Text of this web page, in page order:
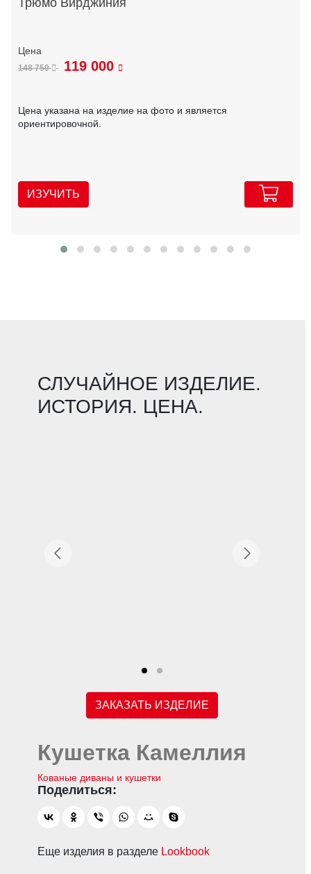
148 750 119 000
Цена указана на изделие на фото и является
ориентировочной.
ИЗУЧИТЬ
СЛУЧАЙНОЕ ИЗДЕЛИЕ.
ИСТОРИЯ. ЦЕНА.
ЗАКАЗАТЬ ИЗДЕЛИЕ
Кушетка Камеллия
Кованые диваны и кушетки
Еще изделия в разделе Lookbook